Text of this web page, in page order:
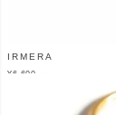
IRMERA
¥6,600